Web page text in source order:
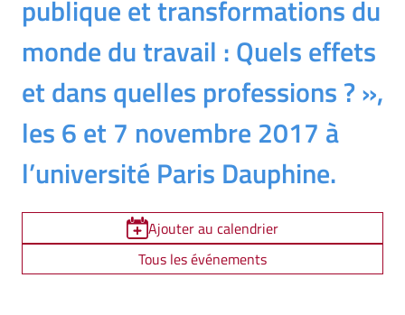
publique et transformations du
monde du travail : Quels effets
et dans quelles professions ? »,
les 6 et 7 novembre 2017 à
l’université Paris Dauphine.
Ajouter au calendrier
Tous les événements